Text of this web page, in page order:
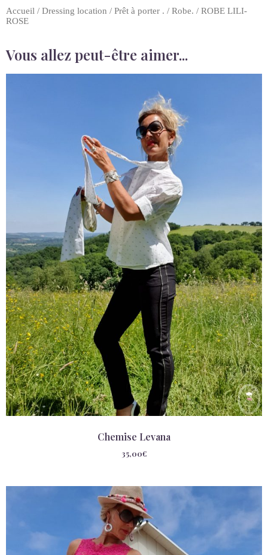
Accueil / Dressing location / Prêt à porter . / Robe. / ROBE LILI-
ROSE
Vous allez peut-être aimer...
Chemise Levana
35,00€